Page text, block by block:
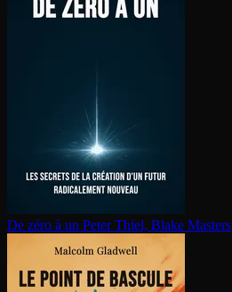
De zéro à un Peter Thiel, Blake Masters